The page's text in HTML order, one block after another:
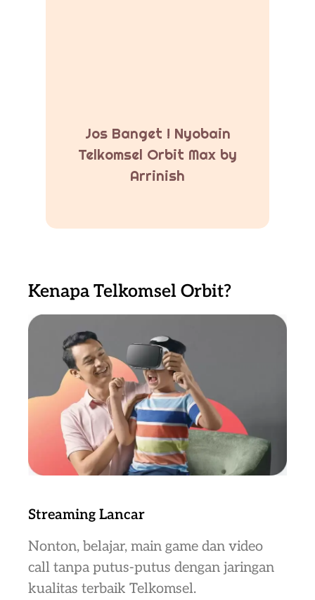
Jos Banget ! Nyobain
Telkomsel Orbit Max by
Arrinish
Kenapa Telkomsel Orbit?
Streaming Lancar
Nonton, belajar, main game dan video
call tanpa putus-putus dengan jaringan
kualitas terbaik Telkomsel.